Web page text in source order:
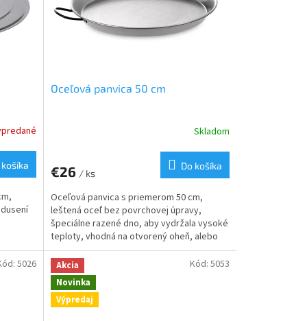
košíka
Oceľová panvica 50 cm
Skladom
€26 / ks
Do košíka
Oceľová panvica s priemerom 50 cm,
leštená oceľ bez povrchovej úpravy,
špeciálne razené dno, aby vydržala vysoké
teploty, vhodná na otvorený oheň, alebo
plynové horáky. Ideálna na varenie,
opekanie na rodinných oslavách, gastro
akciách, alebo v predajných gastro
stánkoch.
5026
Akcia
Novinka
Výpredaj
Kód: 5053